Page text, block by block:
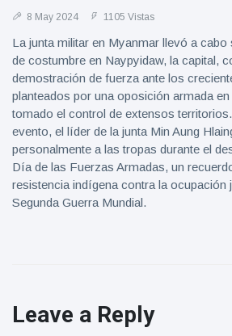
8 May 2024 1105 Vistas
La junta militar en Myanmar llevó a cabo
de costumbre en Naypyidaw, la capital,
demostración de fuerza ante los
planteados por una oposición armada
tomado el control de extensos
evento, el líder de la junta Min Aung
personalmente a las tropas durante el
Día de las Fuerzas Armadas, un
resistencia indígena contra la ocupación
Segunda Guerra Mundial.
Leave a Reply